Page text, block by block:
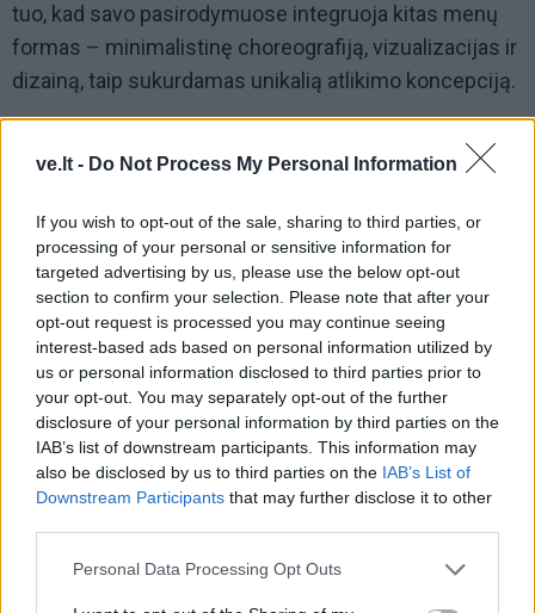
ve.lt - Do Not Process My Personal Information
If you wish to opt-out of the sale, sharing to third parties, or
processing of your personal or sensitive information for
targeted advertising by us, please use the below opt-out
section to confirm your selection. Please note that after your
opt-out request is processed you may continue seeing
interest-based ads based on personal information utilized by
us or personal information disclosed to third parties prior to
your opt-out. You may separately opt-out of the further
disclosure of your personal information by third parties on the
IAB’s list of downstream participants. This information may
also be disclosed by us to third parties on the IAB’s List of
Downstream Participants that may further disclose it to other
Personal Data Processing Opt Outs
tuo, kad savo pasirodymuose integruoja kitas menų
formas – minimalistinę choreografiją, vizualizacijas ir
dizainą, taip sukurdamas unikalią atlikimo koncepciją.
Rugpjūčio 12 d.Kintų muzikos festivalyje jau antrą
Pasaulio scenose jis įsitvirtinęs kaip vienas